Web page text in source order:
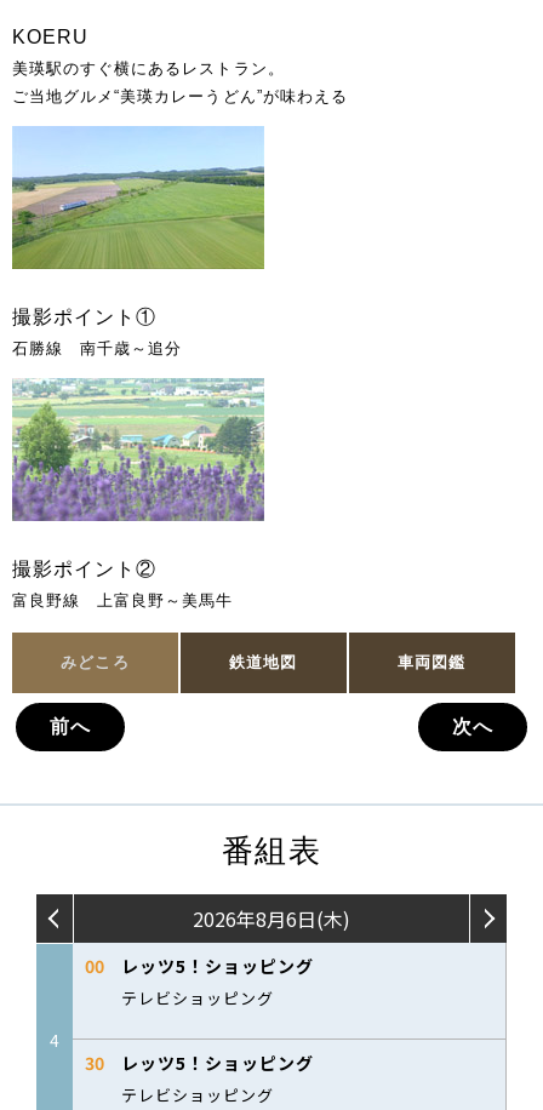
KOERU
美瑛駅のすぐ横にあるレストラン。
ご当地グルメ“美瑛カレーうどん”が味わえる
撮影ポイント①
石勝線 南千歳～追分
撮影ポイント②
富良野線 上富良野～美馬牛
みどころ 鉄道地図 車両図鑑
前へ 次へ
番組表